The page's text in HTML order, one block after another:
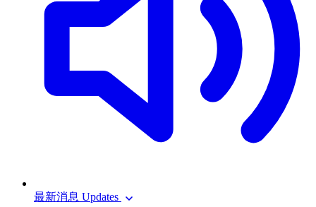
最新消息 Updates